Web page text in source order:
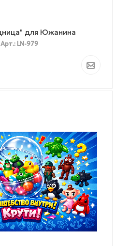
Шоу-лист «Модница" для Южанина
Арт.: LN-979